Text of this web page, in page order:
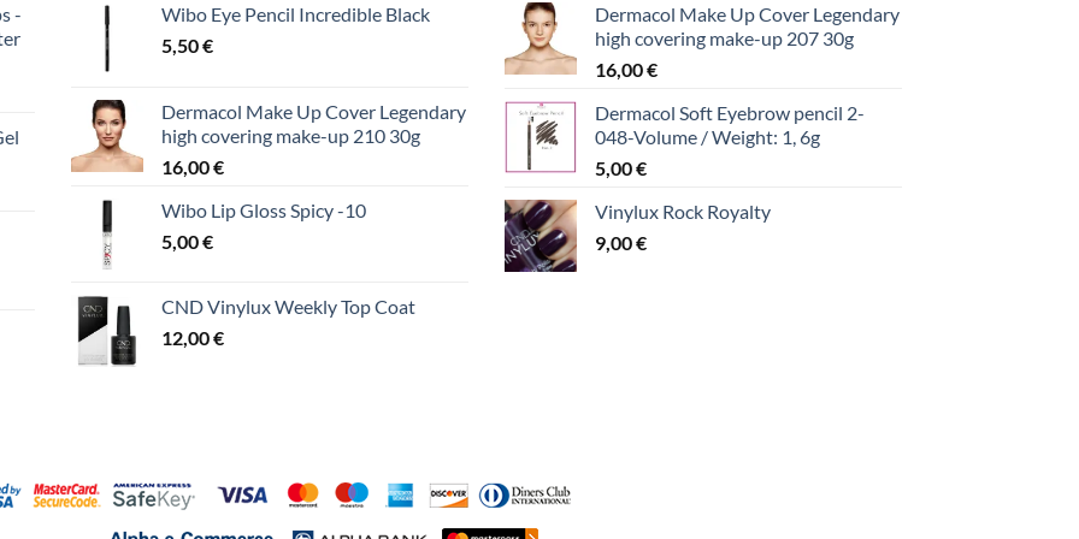
-
Wibo Eye Pencil Incredible Black
5,50€
Dermacol Make Up Cover Legendary
high covering make-up 210 30g
16,00€
Wibo Lip Gloss Spicy -10
5,00€
CND Vinylux Weekly Top Coat
12,00€
Dermacol Make Up Cover Legendary
high covering make-up 207 30g
16,00€
Dermacol Soft Eyebrow pencil 2-
048-Volume / Weight: 1, 6g
5,00€
Vinylux Rock Royalty
9,00€